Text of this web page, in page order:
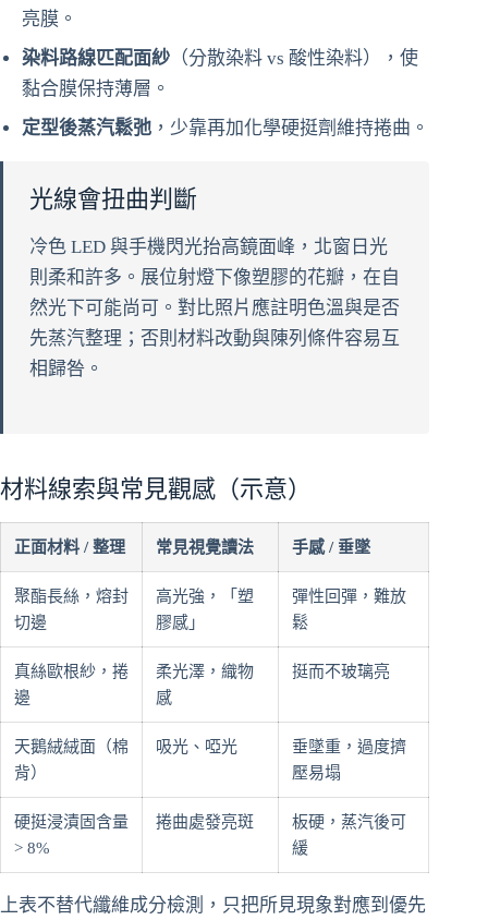
亮膜。
染料路線匹配面紗 （分散染料 vs 酸性染料），使
黏合膜保持薄層。
定型後蒸汽鬆弛 ，少靠再加化學硬挺劑維持捲曲。
光線會扭曲判斷
冷色 LED 與手機閃光抬高鏡面峰，北窗日光
則柔和許多。展位射燈下像塑膠的花瓣，在自
然光下可能尚可。對比照片應註明色溫與是否
先蒸汽整理；否則材料改動與陳列條件容易互
相歸咎。
材料線索與常見觀感（示意）
正面材料 / 整理 常見視覺讀法 手感 / 垂墜
聚酯長絲，熔封
切邊
高光強，「塑
膠感」
彈性回彈，難放
鬆
真絲歐根紗，捲
邊
柔光澤，織物
感
挺而不玻璃亮
天鵝絨絨面（棉
背）
吸光、啞光
垂墜重，過度擠
壓易塌
硬挺浸漬固含量
> 8%
捲曲處發亮斑
板硬，蒸汽後可
緩
上表不替代纖維成分檢測，只把所見現象對應到優先